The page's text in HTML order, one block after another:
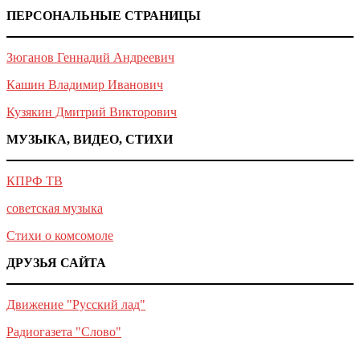
ПЕРСОНАЛЬНЫЕ СТРАНИЦЫ
Зюганов Геннадий Андреевич
Кашин Владимир Иванович
Кузякин Дмитрий Викторович
МУЗЫКА, ВИДЕО, СТИХИ
КПРФ ТВ
советская музыка
Стихи о комсомоле
ДРУЗЬЯ САЙТА
Движение "Русский лад"
Радиогазета "Слово"